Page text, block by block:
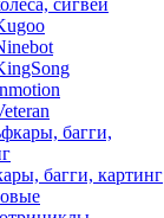
сигвеи
багги, картинг